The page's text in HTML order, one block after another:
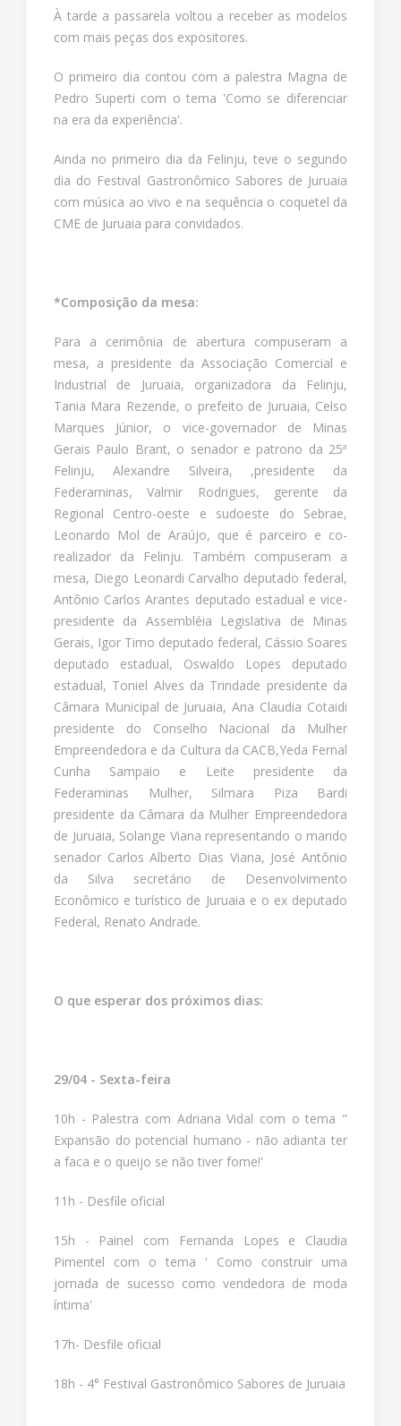
À tarde a passarela voltou a receber as modelos
com mais peças dos expositores.
O primeiro dia contou com a palestra Magna de
Pedro Superti com o tema 'Como se diferenciar
na era da experiência'.
Ainda no primeiro dia da Felinju, teve o segundo
dia do Festival Gastronômico Sabores de Juruaia
com música ao vivo e na sequência o coquetel da
CME de Juruaia para convidados.
*Composição da mesa:
Para a cerimônia de abertura compuseram a
mesa, a presidente da Associação Comercial e
Industrial de Juruaia, organizadora da Felinju,
Tania Mara Rezende, o prefeito de Juruaia, Celso
Marques Júnior, o vice-governador de Minas
Gerais Paulo Brant, o senador e patrono da 25ª
Felinju, Alexandre Silveira, ,presidente da
Federaminas, Valmir Rodrigues, gerente da
Regional Centro-oeste e sudoeste do Sebrae,
Leonardo Mol de Araújo, que é parceiro e co-
realizador da Felinju. Também compuseram a
mesa, Diego Leonardi Carvalho deputado federal,
Antônio Carlos Arantes deputado estadual e vice-
presidente da Assembléia Legislativa de Minas
Gerais, Igor Timo deputado federal, Cássio Soares
deputado estadual, Oswaldo Lopes deputado
estadual, Toniel Alves da Trindade presidente da
Câmara Municipal de Juruaia, Ana Claudia Cotaidi
presidente do Conselho Nacional da Mulher
Empreendedora e da Cultura da CACB,Yeda Fernal
Cunha Sampaio e Leite presidente da
Federaminas Mulher, Silmara Piza Bardi
presidente da Câmara da Mulher Empreendedora
de Juruaia, Solange Viana representando o marido
senador Carlos Alberto Dias Viana, José Antônio
da Silva secretário de Desenvolvimento
Econômico e turístico de Juruaia e o ex deputado
Federal, Renato Andrade.
O que esperar dos próximos dias:
29/04 - Sexta-feira
10h - Palestra com Adriana Vidal com o tema "
Expansão do potencial humano - não adianta ter
a faca e o queijo se não tiver fome!'
11h - Desfile oficial
15h - Painel com Fernanda Lopes e Claudia
Pimentel com o tema ' Como construir uma
jornada de sucesso como vendedora de moda
íntima'
17h- Desfile oficial
18h - 4° Festival Gastronômico Sabores de Juruaia